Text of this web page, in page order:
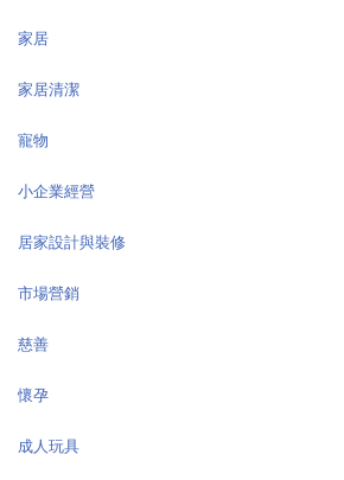
家居
家居清潔
寵物
小企業經營
居家設計與裝修
市場營銷
慈善
懷孕
成人玩具